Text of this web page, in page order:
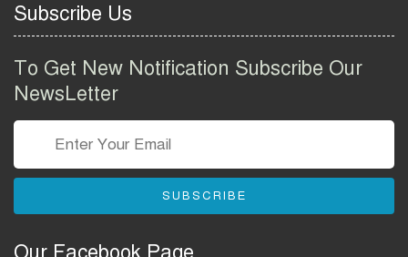
Group Job Circular 2026
তথ্য অধিদপ্তর নিয়োগ বিজ্ঞপ্তি
বাংলাদেশ পুলিশ এএসআই
Subscribe Us
To Get New Notification Subscribe Our
NewsLetter
SUBSCRIBE